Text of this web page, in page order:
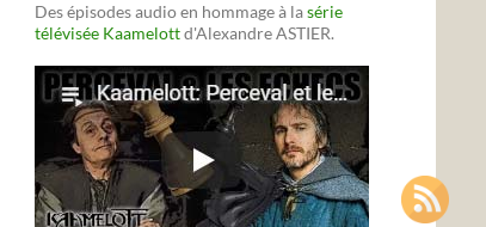
Des épisodes audio en hommage à lasérie
télévisée Kaamelottd'Alexandre ASTIER.